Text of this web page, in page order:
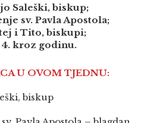
Saleški, biskup;
sv. Pavla Apostola;
i Tito, biskupi;
kroz godinu.
U OVOM TJEDNU:
biskup